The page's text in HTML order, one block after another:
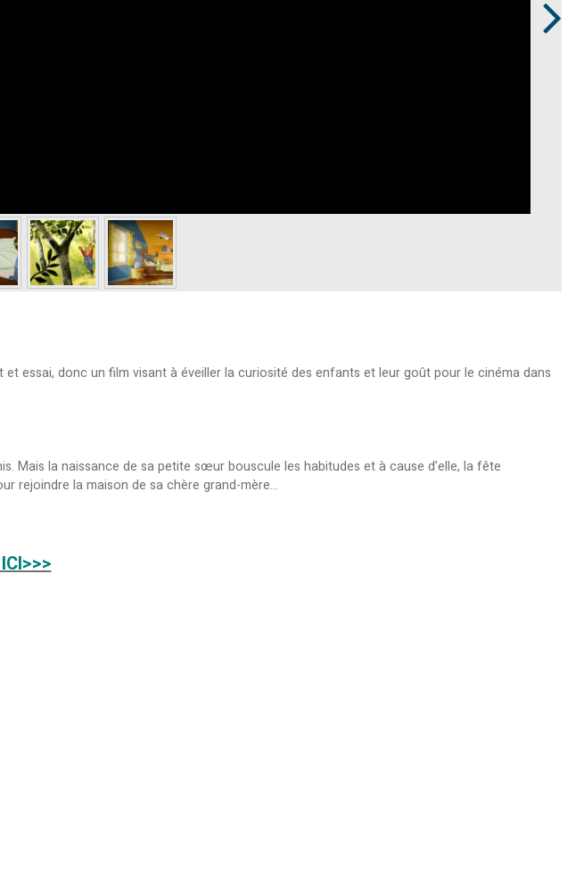
essai, donc un film visant à éveiller la curiosité des enfants et leur goût pour le cinéma dans
Mais la naissance de sa petite sœur bouscule les habitudes et à cause d’elle, la fête
rejoindre la maison de sa chère grand-mère…